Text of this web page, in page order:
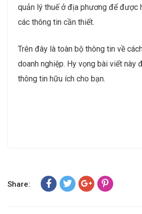
quản lý thuế ở địa phương để được
các thông tin cần thiết.
Trên đây là toàn bộ thông tin về
doanh nghiệp. Hy vọng bài viết này
thông tin hữu ích cho bạn.
Share: